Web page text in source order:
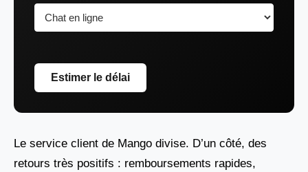
Estimer le délai
Le service client de Mango divise. D’un côté, des
retours très positifs : remboursements rapides,